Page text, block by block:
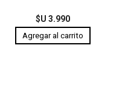
$U 3.990